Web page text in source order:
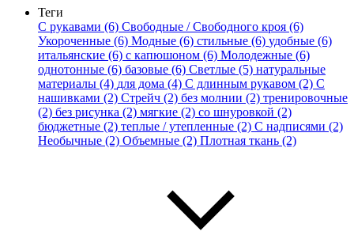
Теги
С рукавами (6) Свободные / Свободного кроя (6)
Укороченные (6) Модные (6) стильные (6) удобные (6)
итальянские (6) с капюшоном (6) Молодежные (6)
однотонные (6) базовые (6) Светлые (5) натуральные
материалы (4) для дома (4) С длинным рукавом (2) С
нашивками (2) Стрейч (2) без молнии (2) тренировочные
(2) без рисунка (2) мягкие (2) со шнуровкой (2)
бюджетные (2) теплые / утепленные (2) С надписями (2)
Необычные (2) Объемные (2) Плотная ткань (2)